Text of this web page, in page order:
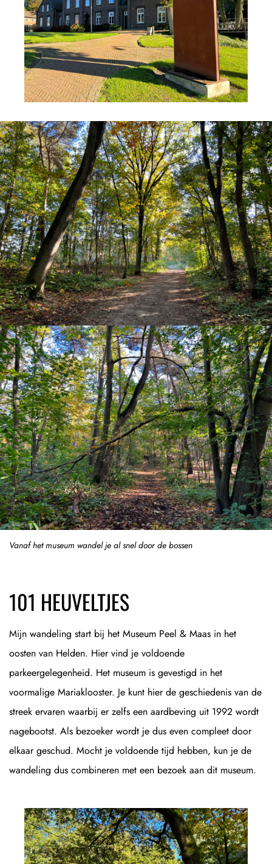
Vanaf het museum wandel je al snel door de bossen
101 HEUVELTJES
Mijn wandeling start bij het Museum Peel & Maas in het
oosten van Helden. Hier vind je voldoende
parkeergelegenheid. Het museum is gevestigd in het
voormalige Mariaklooster. Je kunt hier de geschiedenis van de
streek ervaren waarbij er zelfs een aardbeving uit 1992 wordt
nagebootst. Als bezoeker wordt je dus even compleet door
elkaar geschud. Mocht je voldoende tijd hebben, kun je de
wandeling dus combineren met een bezoek aan dit museum.